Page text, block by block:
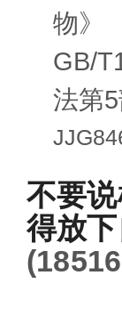
物》
GB/
法第
不要
得放
(